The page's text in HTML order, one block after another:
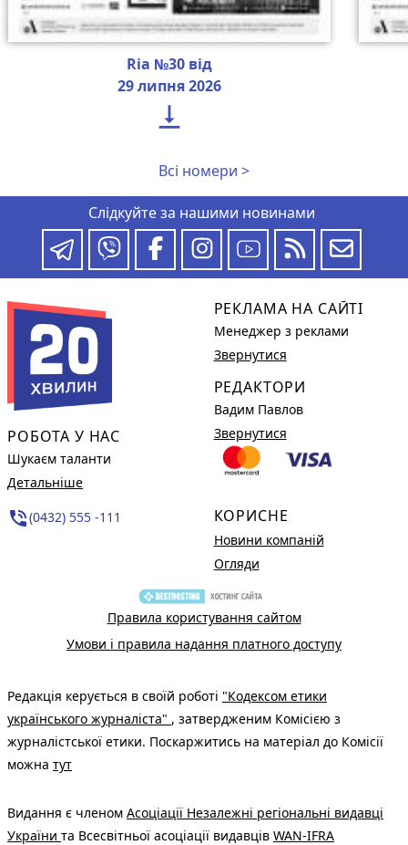
Ria №30 від
29 липня 2026

Всі номери >
Слідкуйте за нашими новинами
РОБОТА У НАС
Шукаєм таланти
Детальніше
phone_in_talk(0432) 555 -111
РЕКЛАМА НА САЙТІ
Менеджер з реклами
Звернутися
РЕДАКТОРИ
Вадим Павлов
Звернутися
КОРИСНЕ
Новини компаній
Огляди
Правила користування сайтом
Умови і правила надання платного доступу
Редакція керується в своїй роботі "Кодексом етики
українського журналіста" , затвердженим Комісією з
журналістської етики. Поскаржитись на матеріал до Комісії
можна тут
Видання є членом Асоціації Незалежні регіональні видавці
України та Всесвітньої асоціації видавців WAN-IFRA